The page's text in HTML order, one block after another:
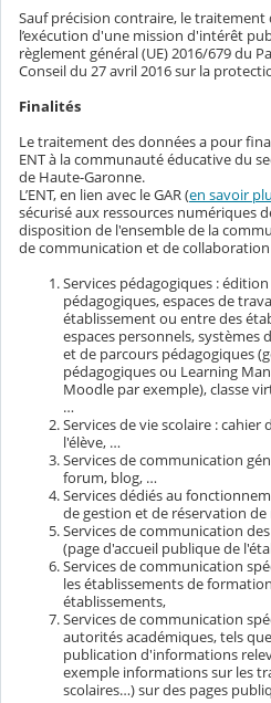
Sauf précision contraire, le
l’exécution d'une mission d'intérêt
règlement général (UE) 2016/679 du
Conseil du 27 avril 2016 sur la
Finalités
Le traitement des données a pour
ENT à la communauté éducative du
de Haute-Garonne.
L’ENT, en lien avec le GAR (en savoir
sécurisé aux ressources numériques
disposition de l'ensemble de la
de communication et de
Services pédagogiques :
pédagogiques, espaces de
établissement ou entre des
espaces personnels, systèmes
et de parcours pédagogiques
pédagogiques ou Learning
Moodle par exemple), classe
…
Services de vie scolaire :
l'élève, …
Services de communication
forum, blog, …
Services dédiés au
de gestion et de réservation de
Services de communication
(page d'accueil publique de
Services de communication
les établissements de
établissements,
Services de communication
autorités académiques, tels
publication d'informations
exemple informations sur les
scolaires…) sur des pages